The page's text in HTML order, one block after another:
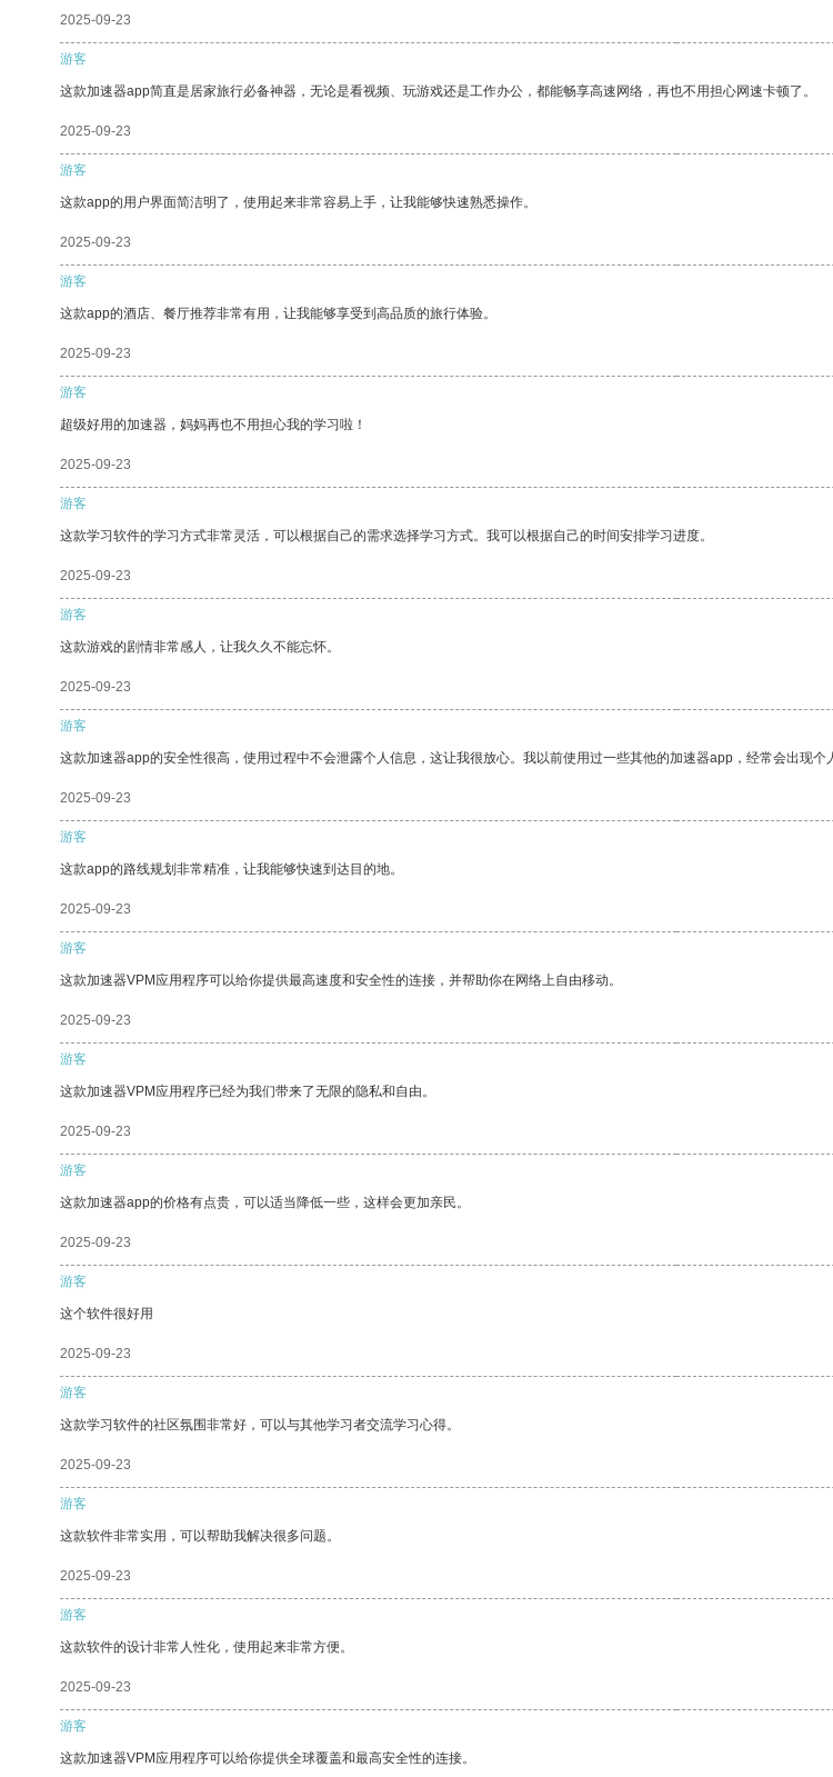
2025-09-23
游客
这款加速器app简直是居家旅行必备神器，无论是看视频、玩游戏还是工作办公，都能畅享高速网络，再也不用担心网速卡顿了。
2025-09-23
游客
这款app的用户界面简洁明了，使用起来非常容易上手，让我能够快速熟悉操作。
2025-09-23
游客
这款app的酒店、餐厅推荐非常有用，让我能够享受到高品质的旅行体验。
2025-09-23
游客
超级好用的加速器，妈妈再也不用担心我的学习啦！
2025-09-23
游客
这款学习软件的学习方式非常灵活，可以根据自己的需求选择学习方式。我可以根据自己的时间安排学习进度。
2025-09-23
游客
这款游戏的剧情非常感人，让我久久不能忘怀。
2025-09-23
游客
这款加速器app的安全性很高，使用过程中不会泄露个人信息，这让我很放心。我以前使用过一些其他的加速器app，经常会出现个
2025-09-23
游客
这款app的路线规划非常精准，让我能够快速到达目的地。
2025-09-23
游客
这款加速器VPM应用程序可以给你提供最高速度和安全性的连接，并帮助你在网络上自由移动。
2025-09-23
游客
这款加速器VPM应用程序已经为我们带来了无限的隐私和自由。
2025-09-23
游客
这款加速器app的价格有点贵，可以适当降低一些，这样会更加亲民。
2025-09-23
游客
这个软件很好用
2025-09-23
游客
这款学习软件的社区氛围非常好，可以与其他学习者交流学习心得。
2025-09-23
游客
这款软件非常实用，可以帮助我解决很多问题。
2025-09-23
游客
这款软件的设计非常人性化，使用起来非常方便。
2025-09-23
游客
这款加速器VPM应用程序可以给你提供全球覆盖和最高安全性的连接。